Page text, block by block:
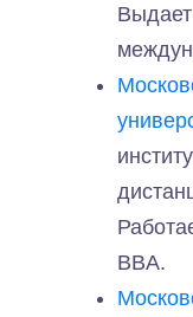
BBA.